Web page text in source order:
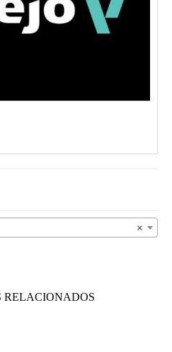
×
RELACIONADOS